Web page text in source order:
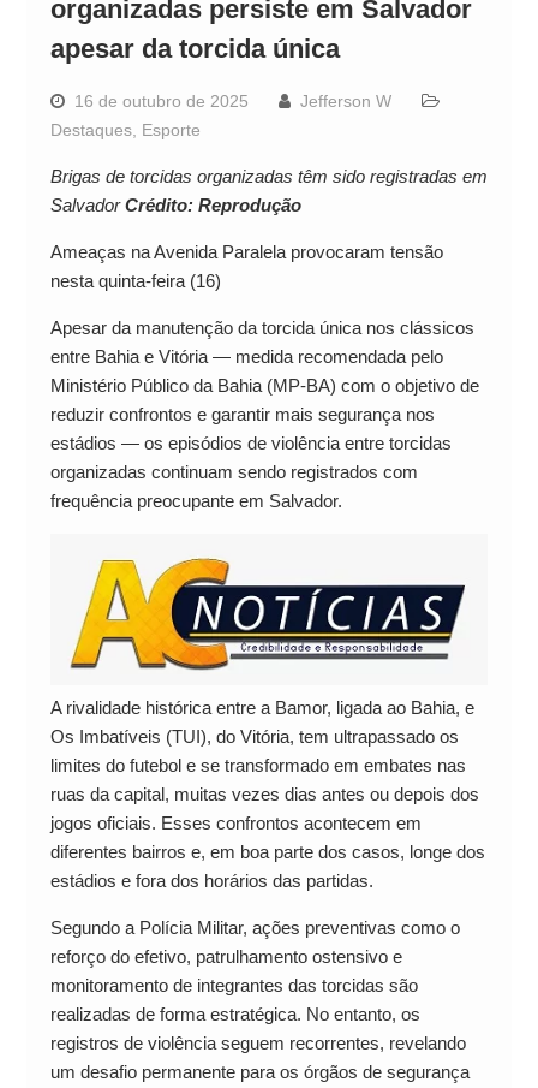
organizadas persiste em Salvador
apesar da torcida única
16 de outubro de 2025
Jefferson W
Destaques, Esporte
Brigas de torcidas organizadas têm sido registradas em
SalvadorCrédito: Reprodução
Ameaças na Avenida Paralela provocaram tensão
nesta quinta-feira (16)
Apesar da manutenção da torcida única nos clássicos
entre Bahia e Vitória — medida recomendada pelo
Ministério Público da Bahia (MP-BA) com o objetivo de
reduzir confrontos e garantir mais segurança nos
estádios — os episódios de violência entre torcidas
organizadas continuam sendo registrados com
frequência preocupante em Salvador.
A rivalidade histórica entre a Bamor, ligada ao Bahia, e
Os Imbatíveis (TUI), do Vitória, tem ultrapassado os
limites do futebol e se transformado em embates nas
ruas da capital, muitas vezes dias antes ou depois dos
jogos oficiais. Esses confrontos acontecem em
diferentes bairros e, em boa parte dos casos, longe dos
estádios e fora dos horários das partidas.
Segundo a Polícia Militar, ações preventivas como o
reforço do efetivo, patrulhamento ostensivo e
monitoramento de integrantes das torcidas são
realizadas de forma estratégica. No entanto, os
registros de violência seguem recorrentes, revelando
um desafio permanente para os órgãos de segurança